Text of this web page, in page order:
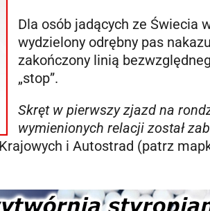
Dla osób jadących ze Świecia
wydzielony odrębny pas
zakończony linią
„stop”.
Skręt w pierwszy zjazd na
wymienionych relacji został
i Autostrad (patrz